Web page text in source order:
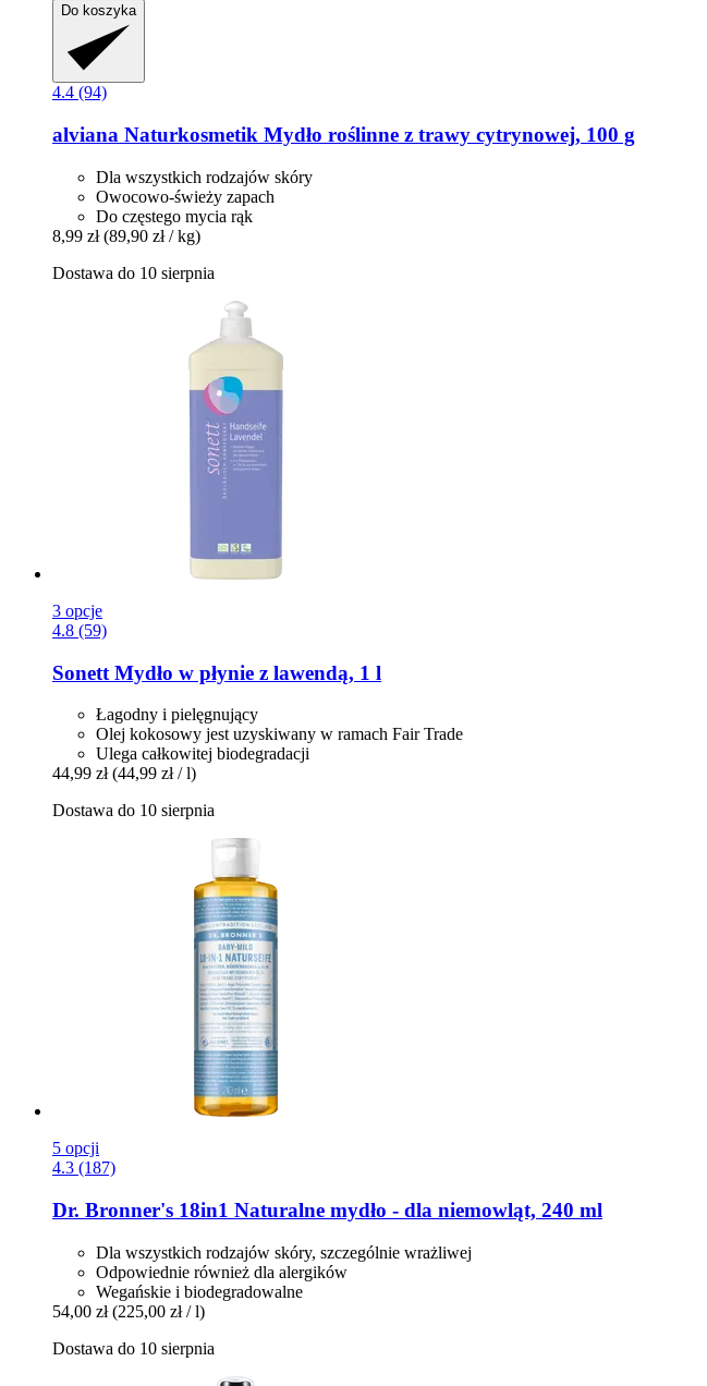
Do koszyka
4.4 (94)
alviana Naturkosmetik Mydło roślinne z trawy cytrynowej, 100 g
Dla wszystkich rodzajów skóry
Owocowo-świeży zapach
Do częstego mycia rąk
8,99 zł (89,90 zł / kg)
Dostawa do 10 sierpnia
3 opcje
4.8 (59)
Sonett Mydło w płynie z lawendą, 1 l
Łagodny i pielęgnujący
Olej kokosowy jest uzyskiwany w ramach Fair Trade
Ulega całkowitej biodegradacji
44,99 zł (44,99 zł / l)
Dostawa do 10 sierpnia
5 opcji
4.3 (187)
Dr. Bronner's 18in1 Naturalne mydło -​ dla niemowląt, 240 ml
Dla wszystkich rodzajów skóry, szczególnie wrażliwej
Odpowiednie również dla alergików
Wegańskie i biodegradowalne
54,00 zł (225,00 zł / l)
Dostawa do 10 sierpnia